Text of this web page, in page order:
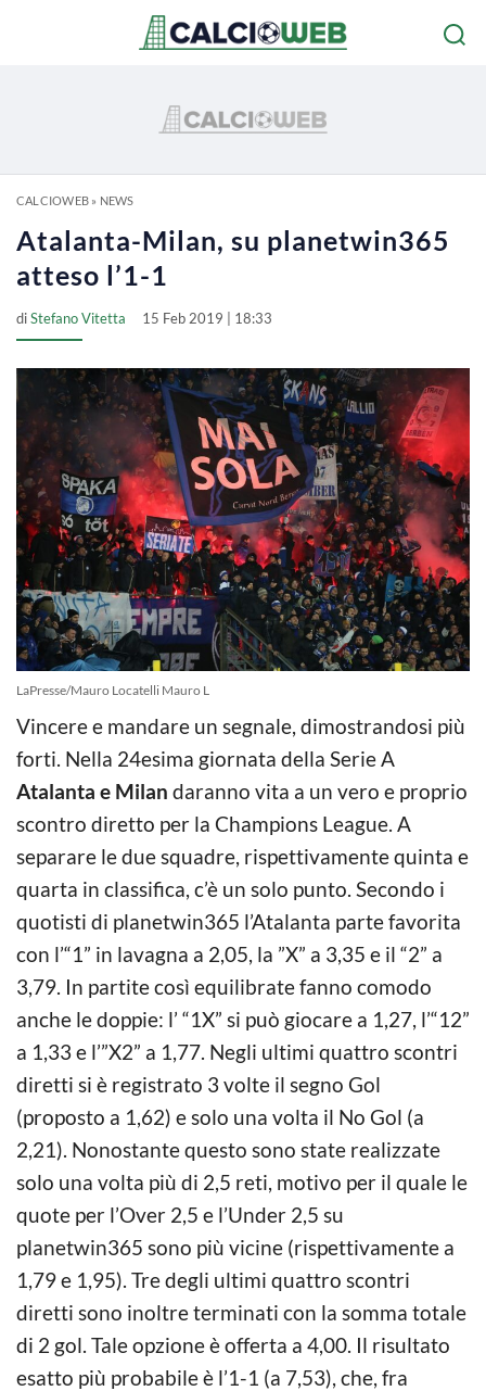
CALCIOWEB» NEWS
Atalanta-Milan, su planetwin365
atteso l’1-1
diStefano Vitetta 15 Feb 2019 | 18:33
LaPresse/Mauro Locatelli Mauro L
Vincere e mandare un segnale, dimostrandosi più
forti. Nella 24esima giornata della Serie A
Atalanta e Milan daranno vita a un vero e proprio
scontro diretto per la Champions League. A
separare le due squadre, rispettivamente quinta e
quarta in classifica, c’è un solo punto. Secondo i
quotisti di planetwin365 l’Atalanta parte favorita
con l’“1” in lavagna a 2,05, la ”X” a 3,35 e il “2” a
3,79. In partite così equilibrate fanno comodo
anche le doppie: l’ “1X” si può giocare a 1,27, l’“12”
a 1,33 e l’”X2” a 1,77. Negli ultimi quattro scontri
diretti si è registrato 3 volte il segno Gol
(proposto a 1,62) e solo una volta il No Gol (a
2,21). Nonostante questo sono state realizzate
solo una volta più di 2,5 reti, motivo per il quale le
quote per l’Over 2,5 e l’Under 2,5 su
planetwin365 sono più vicine (rispettivamente a
1,79 e 1,95). Tre degli ultimi quattro scontri
diretti sono inoltre terminati con la somma totale
di 2 gol. Tale opzione è offerta a 4,00. Il risultato
esatto più probabile è l’1-1 (a 7,53), che, fra